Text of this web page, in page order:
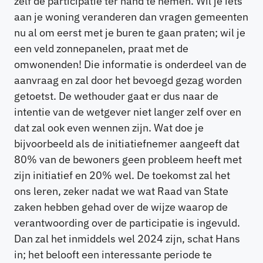
aan je woning veranderen dan vragen gemeenten
nu al om eerst met je buren te gaan praten; wil je
een veld zonnepanelen, praat met de
omwonenden! Die informatie is onderdeel van de
aanvraag en zal door het bevoegd gezag worden
getoetst. De wethouder gaat er dus naar de
intentie van de wetgever niet langer zelf over en
dat zal ook even wennen zijn. Wat doe je
bijvoorbeeld als de initiatiefnemer aangeeft dat
80% van de bewoners geen probleem heeft met
zijn initiatief en 20% wel. De toekomst zal het
ons leren, zeker nadat we wat Raad van State
zaken hebben gehad over de wijze waarop de
verantwoording over de participatie is ingevuld.
Dan zal het inmiddels wel 2024 zijn, schat Hans
in; het belooft een interessante periode te